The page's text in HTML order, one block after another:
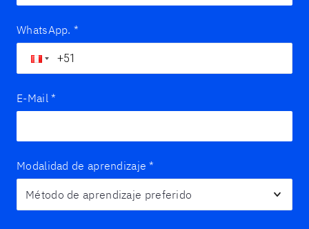
WhatsApp. *
E-Mail *
Modalidad de aprendizaje *